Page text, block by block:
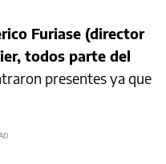
Furiase (director
todos parte del
presentes ya que